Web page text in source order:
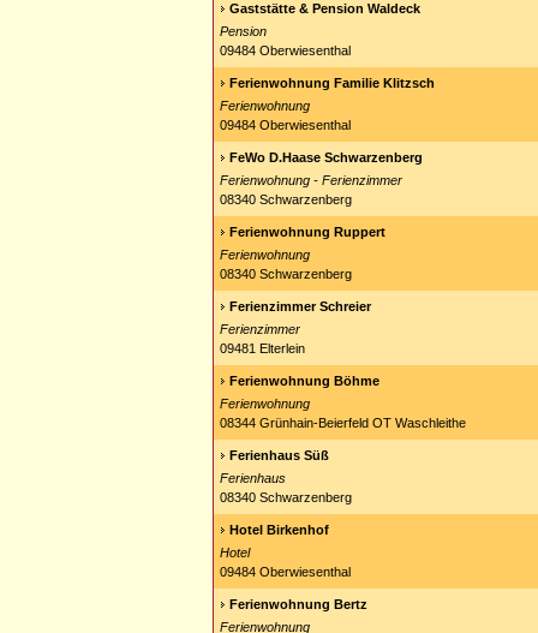
Gaststätte & Pension Waldeck
Pension
09484 Oberwiesenthal
Ferienwohnung Familie Klitzsch
Ferienwohnung
09484 Oberwiesenthal
FeWo D.Haase Schwarzenberg
Ferienwohnung - Ferienzimmer
08340 Schwarzenberg
Ferienwohnung Ruppert
Ferienwohnung
08340 Schwarzenberg
Ferienzimmer Schreier
Ferienzimmer
09481 Elterlein
Ferienwohnung Böhme
Ferienwohnung
08344 Grünhain-Beierfeld OT Waschleithe
Ferienhaus Süß
Ferienhaus
08340 Schwarzenberg
Hotel Birkenhof
Hotel
09484 Oberwiesenthal
Ferienwohnung Bertz
Ferienwohnung